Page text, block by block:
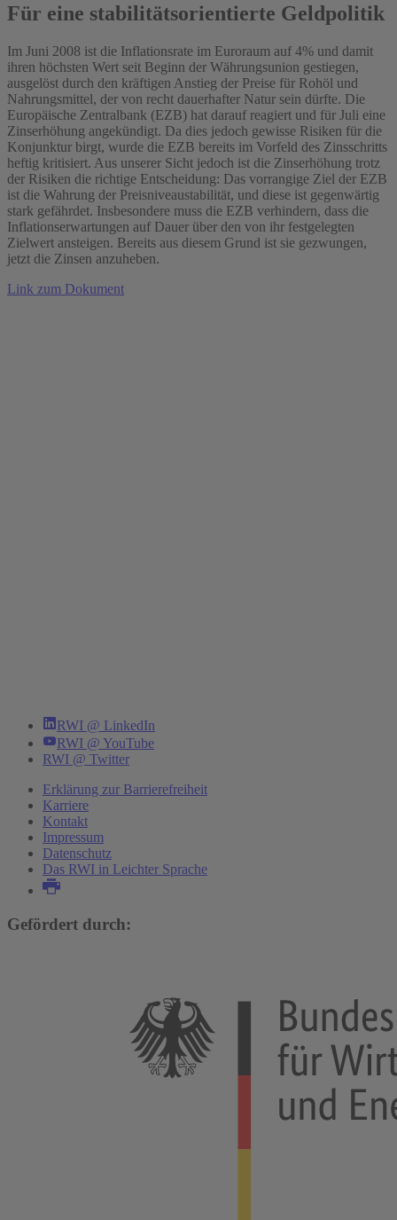
Für eine stabilitätsorientierte Geldpolitik
Im Juni 2008 ist die Inflationsrate im Euroraum auf 4% und damit
ihren höchsten Wert seit Beginn der Währungsunion gestiegen,
ausgelöst durch den kräftigen Anstieg der Preise für Rohöl und
Nahrungsmittel, der von recht dauerhafter Natur sein dürfte. Die
Europäische Zentralbank (EZB) hat darauf reagiert und für Juli eine
Zinserhöhung angekündigt. Da dies jedoch gewisse Risiken für die
Konjunktur birgt, wurde die EZB bereits im Vorfeld des Zinsschritts
heftig kritisiert. Aus unserer Sicht jedoch ist die Zinserhöhung trotz
der Risiken die richtige Entscheidung: Das vorrangige Ziel der EZB
ist die Wahrung der Preisniveaustabilität, und diese ist gegenwärtig
stark gefährdet. Insbesondere muss die EZB verhindern, dass die
Inflationserwartungen auf Dauer über den von ihr festgelegten
Zielwert ansteigen. Bereits aus diesem Grund ist sie gezwungen,
jetzt die Zinsen anzuheben.
Link zum Dokument
RWI @ LinkedIn
RWI @ YouTube
RWI @ Twitter
Erklärung zur Barrierefreiheit
Karriere
Kontakt
Impressum
Datenschutz
Das RWI in Leichter Sprache
Gefördert durch: